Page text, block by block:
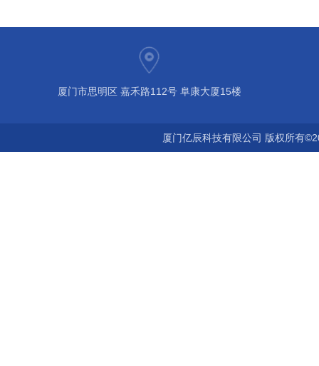
厦门市思明区 嘉禾路112号 阜康大厦15楼
厦门亿辰科技有限公司 版权所有